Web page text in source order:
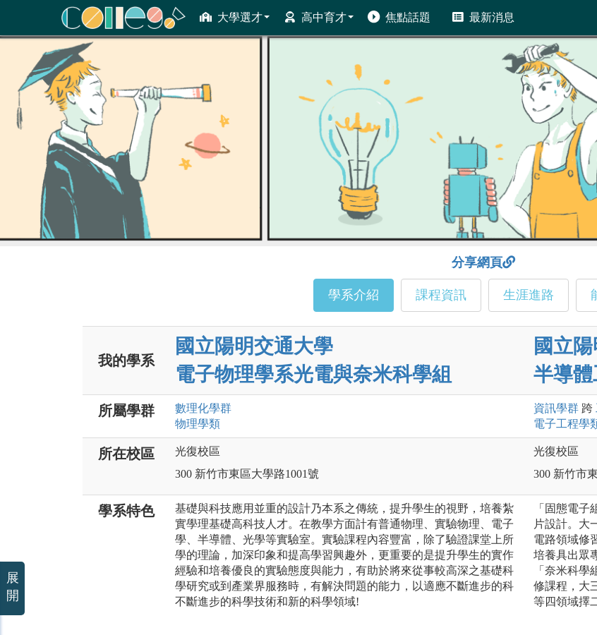
大學選才 高中育才 焦點話題 最新消息
ColleGo! 大學選才與高中育才輔助系統
分享網頁
學系介紹 課程資訊 生涯進路
我的學系
國立陽明交通大學
電子物理學系光電與奈米科學組
國立
半導
所屬學群 數理化學群
物理學類
資訊學群 跨
電子工程學
所在校區
光復校區
300 新竹市東區大學路1001號
光復校區
300 新竹市
學系特色
基礎與科技應用並重的設計乃本系之傳統，提升學生的視野，培養紮
實學理基礎高科技人才。在教學方面計有普通物理、實驗物理、電子
學、半導體、光學等實驗室。實驗課程內容豐富，除了驗證課堂上所
學的理論，加深印象和提高學習興趣外，更重要的是提升學生的實作
經驗和培養優良的實驗態度與能力，有助於將來從事較高深之基礎科
學研究或到產業界服務時，有解決問題的能力，以適應不斷進步的科
不斷進步的科學技術和新的科學領域!
「固態電
片設計。大
電路領域修
培養具出眾
「奈米科
修課程，大
等四領域擇
展
開